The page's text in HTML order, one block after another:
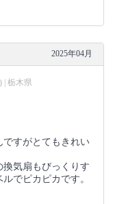
2025年04月
| 栃木県
ですがとてもきれい
気扇もびっくりす
でピカピカです。